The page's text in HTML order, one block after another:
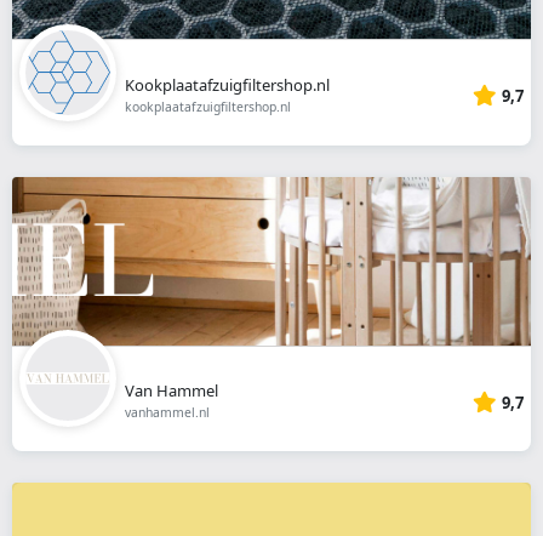
Kookplaatafzuigfiltershop.nl
kookplaatafzuigfiltershop.nl 9,7
Van Hammel
vanhammel.nl 9,7